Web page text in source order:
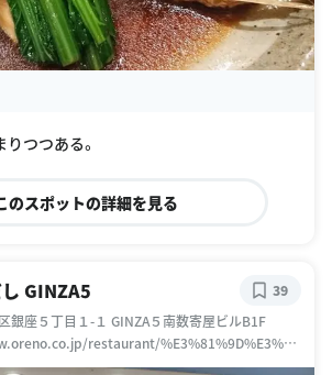
つつある。
のスポットの詳細を見る
GINZA5
銀座５丁目１-１ GINZA５南数寄屋ビルB1F
restaurant/%E3%81%9D%E3%81
39